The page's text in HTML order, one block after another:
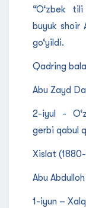
“O‘zbek
buyuk shoir
go‘yildi.
Qadring
Abu Zayd
2-iyul -
gerbi qabul
Xislat
Abu
1-iyun –